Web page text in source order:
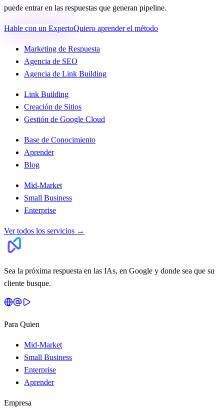
puede entrar en las respuestas que generan pipeline.
Hable con un ExpertoQuiero aprender el método
Marketing de Respuesta
Agencia de SEO
Agencia de Link Building
Link Building
Creación de Sitios
Gestión de Google Cloud
Base de Conocimiento
Aprender
Blog
Mid-Market
Small Business
Enterprise
Ver todos los servicios →
Sea la próxima respuesta en las IAs, en Google y donde sea que su
cliente busque.
Para Quien
Mid-Market
Small Business
Enterprise
Aprender
Empresa